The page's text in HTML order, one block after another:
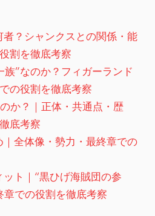
者？シャンクスとの関係・能
割を徹底考察
族”なのか？フィガーランド
の役割を徹底考察
か？｜正体・共通点・歴
底考察
全体像・勢力・最終章での
ト｜“黒ひげ海賊団の参
での役割を徹底考察